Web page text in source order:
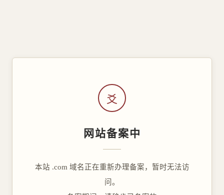
爻
网站备案中
本站 .com 域名正在重新办理备案，暂时无法访
问。